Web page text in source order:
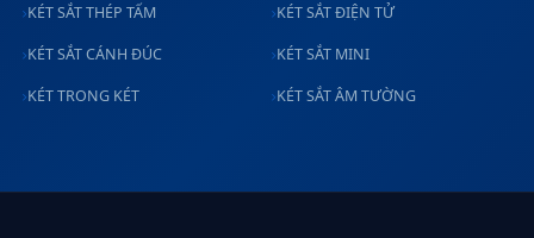
KÉT SẮT THÉP TẤM KÉT SẮT ĐIỆN TỬ
KÉT SẮT CÁNH ĐÚC KÉT SẮT MINI
KÉT TRONG KÉT KÉT SẮT ÂM TƯỜNG